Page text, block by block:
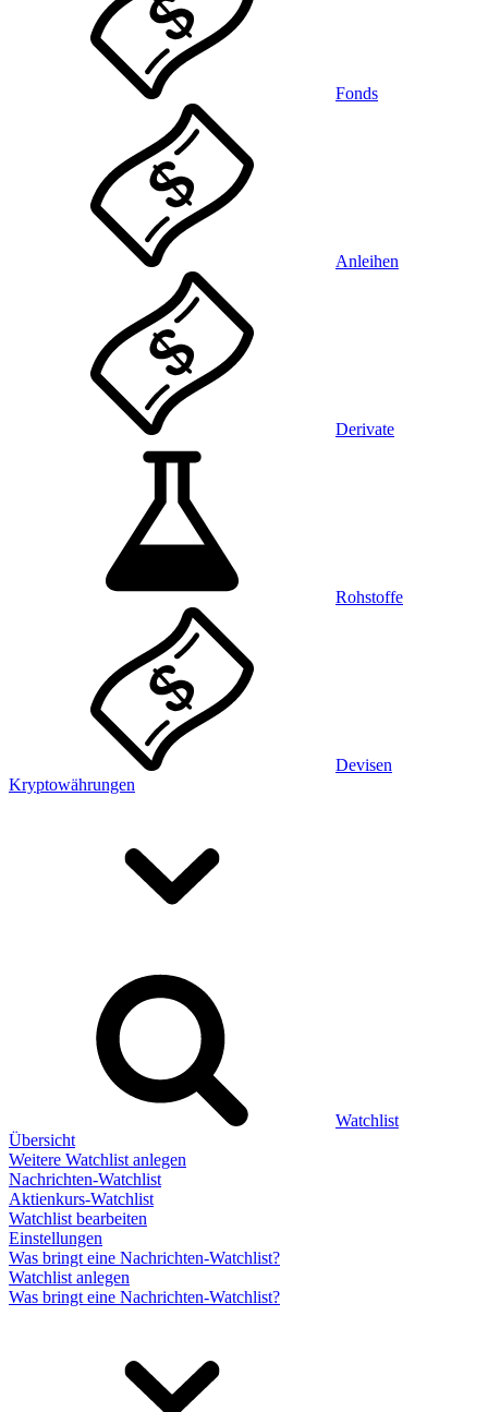
Fonds
Anleihen
Derivate
Rohstoffe
Devisen
Kryptowährungen
Watchlist
Übersicht
Weitere Watchlist anlegen
Nachrichten-Watchlist
Aktienkurs-Watchlist
Watchlist bearbeiten
Einstellungen
Was bringt eine Nachrichten-Watchlist?
Watchlist anlegen
Was bringt eine Nachrichten-Watchlist?